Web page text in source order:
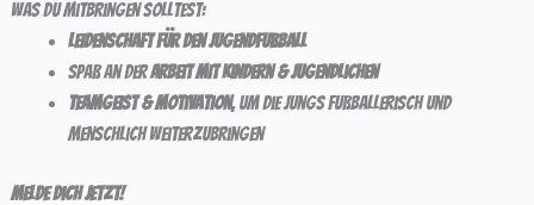
Was du mitbringen solltest:
Leidenschaft für den Jugendfußball
Spaß an derArbeit mit Kindern & Jugendlichen
Teamgeist & Motivation, um die Jungs fußballerisch und
menschlich weiterzubringen
Melde dich jetzt!